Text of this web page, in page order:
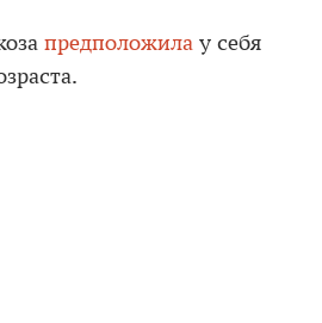
предположила у себя